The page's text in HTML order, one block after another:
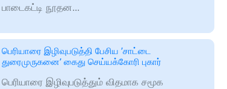
பாடைகட்டி நூதன...
பெரியாரை இழிவுபடுத்தி பேசிய ’சாட்டை
துரைமுருகனை’ கைது செய்யக்கோரி புகார்
பெரியாரை இழிவுபடுத்தும் விதமாக சமூக